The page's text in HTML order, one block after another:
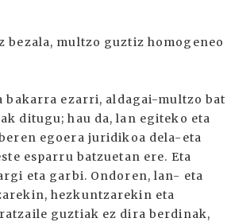
bezala, multzo guztiz homogeneo
ezarri, aldagai-multzo bat
ditugu; hau da, lan egiteko eta
egoera juridikoa dela-eta
esparru batzuetan ere. Eta
eta garbi. Ondoren, lan- eta
hezkuntzarekin eta
guztiak ez dira berdinak,